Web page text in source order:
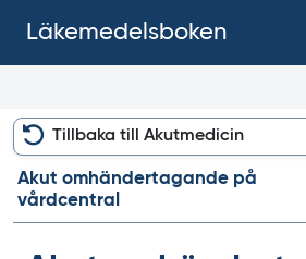
Läkemedelsboken
Tillbaka till Akutmedicin
Akut omhänder­tagande på
vårdcentral